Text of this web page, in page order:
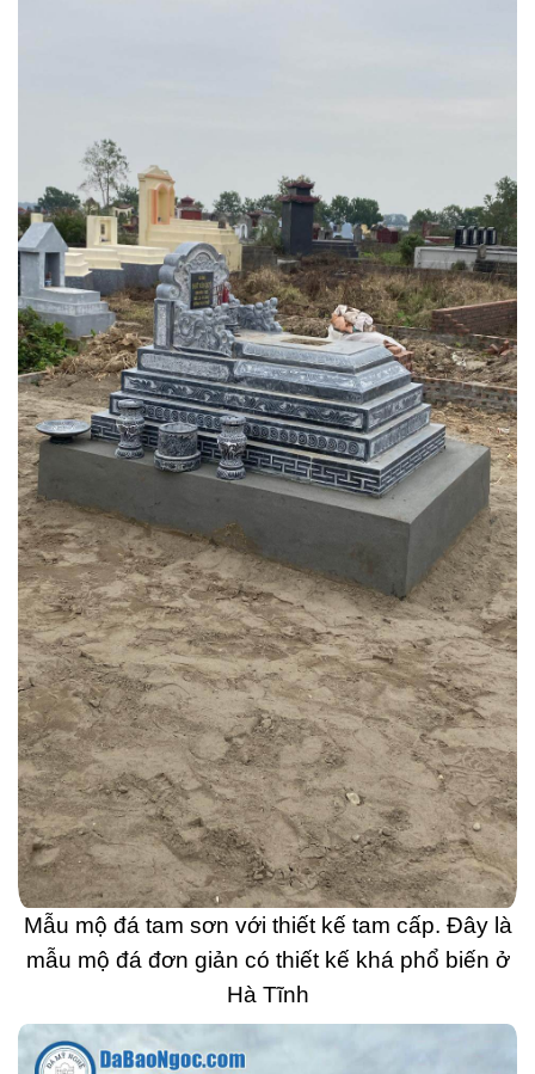
Mẫu mộ đá tam sơn với thiết kế tam cấp. Đây là
mẫu mộ đá đơn giản có thiết kế khá phổ biến ở
Hà Tĩnh